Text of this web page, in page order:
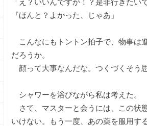
「え？いいんですか！？是非行きたい
『ほんと？よかった、じゃあ」
こんなにもトントン拍子で、物事は
だろうか。
顔って大事なんだな。つくづくそう思
シャワーを浴びながら私は考えた。
さて、マスターと会うには、この状
いけない。もう一度、あの薬を服用す